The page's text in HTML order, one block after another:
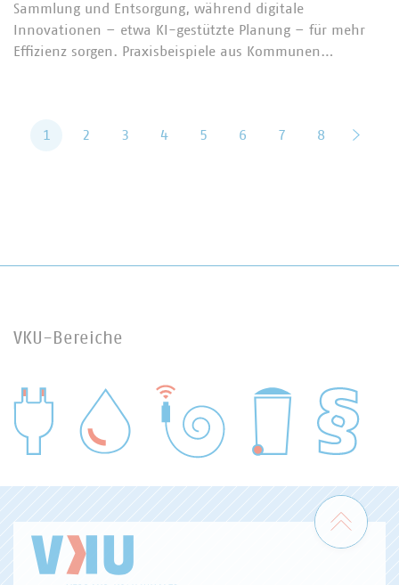
Sammlung und Entsorgung, während digitale
Innovationen – etwa KI-gestützte Planung – für mehr
Effizienz sorgen. Praxisbeispiele aus Kommunen…
1 2 3 4 5 6 7 8
VKU-Bereiche
WASSER/ABWASSER
Zum